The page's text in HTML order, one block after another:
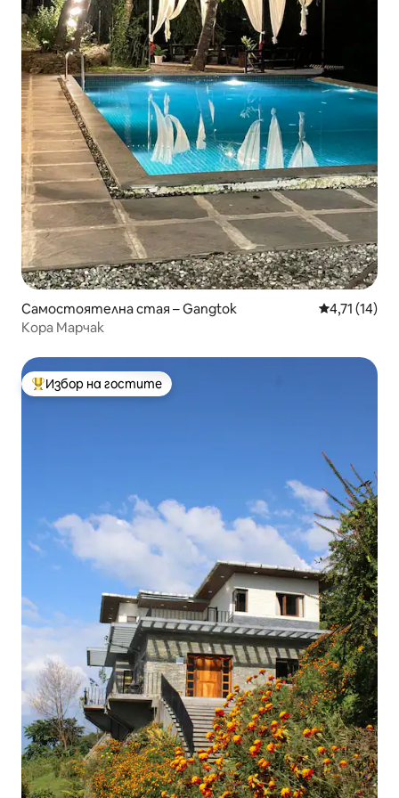
Самостоятелна стая – Gangtok Средна
4,71 (14)
Кора Марчак
Най-популярен избор на гостите
Избор на гостите